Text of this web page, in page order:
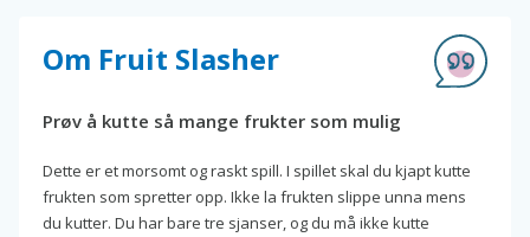
Om Fruit Slasher
Prøv å kutte så mange frukter som mulig
Dette er et morsomt og raskt spill. I spillet skal du kjapt kutte
frukten som spretter opp. Ikke la frukten slippe unna mens
du kutter. Du har bare tre sjanser, og du må ikke kutte